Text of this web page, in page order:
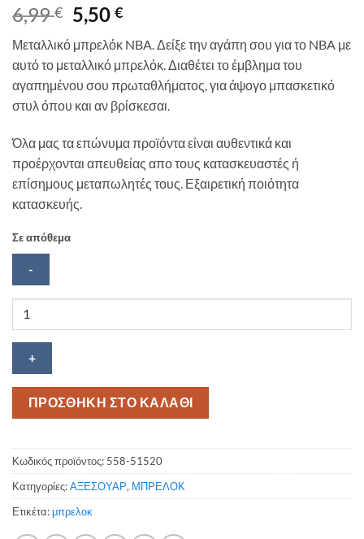
6,99€ Original
price
was:
6,99 €.
5,50€Η
τρέχουσα
τιμή
είναι:
5,50 €.
Μεταλλικό μπρελόκ NBA. Δείξε την αγάπη σου για το NBA με
αυτό το μεταλλικό μπρελόκ. Διαθέτει το έμβλημα του
αγαπημένου σου πρωταθλήματος, για άψογο μπασκετικό
στυλ όπου και αν βρίσκεσαι.
Όλα μας τα επώνυμα προϊόντα είναι αυθεντικά και
προέρχονται απευθείας απο τους κατασκευαστές ή
επίσημους μεταπωλητές τους. Εξαιρετική ποιότητα
κατασκευής.
Σε απόθεμα
Μεταλλικό
NBA
ποσότητα
ΠΡΟΣΘΗΚΗ ΣΤΟ ΚΑΛΑΘΙ
Κωδικός προϊόντος: 558-51520
Κατηγορίες:ΑΞΕΣΟΥΑΡ, ΜΠΡΕΛΟΚ
Ετικέτα:μπρελοκ